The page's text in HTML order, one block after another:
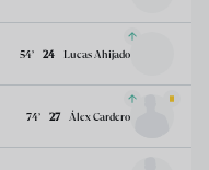
24 Lucas Ahijado
54’
27 Álex Cardero
74’